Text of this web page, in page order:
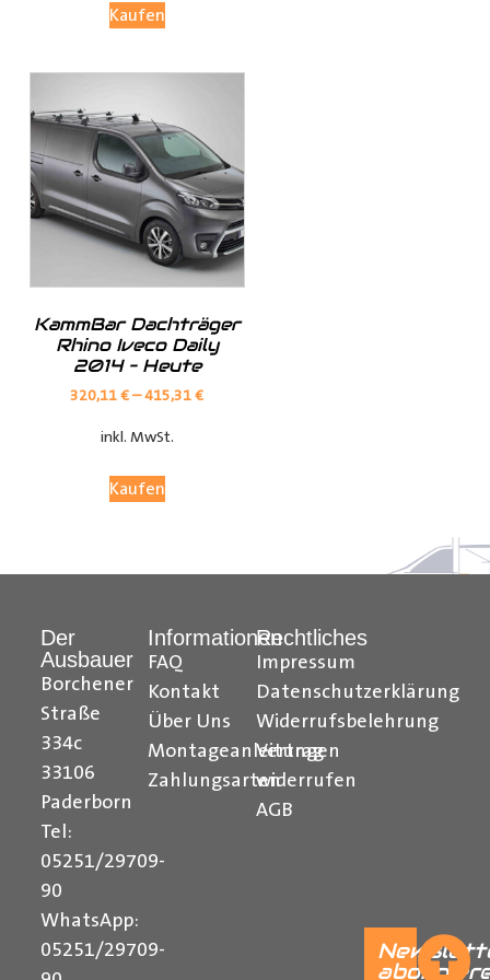
Design, seinem integrierten Schloss und seiner
vielseitigen Anwendung ist es die ultimative Lösung für
den Transport von Kupferrohren, Kunststoffrohren,
Leitungen, Holzlatten und vielem mehr auf dem Dach
IhresTransporters.
Kontaktieren Sie uns per E-Mail unter
auch auf unseremYouTube Kanaleinfach und
Ihr Team von Der Ausbauer
Formularbeginn
Kaufen
KammBar Dachträger
Rhino Iveco Daily
2014 – Heute
320,11€–415,31€
inkl. MwSt.
Kaufen
Der
Ausbauer
Borchener
Straße
334c
33106
Paderborn
Tel:
05251/29709-
90
WhatsApp:
05251/29709-
Informationen
FAQ
Kontakt
Über Uns
Montageanleitungen
Zahlungsarten
Rechtliches
Impressum
Datenschutzerklärung
Widerrufsbelehrung
Vertrag
widerrufen
AGB